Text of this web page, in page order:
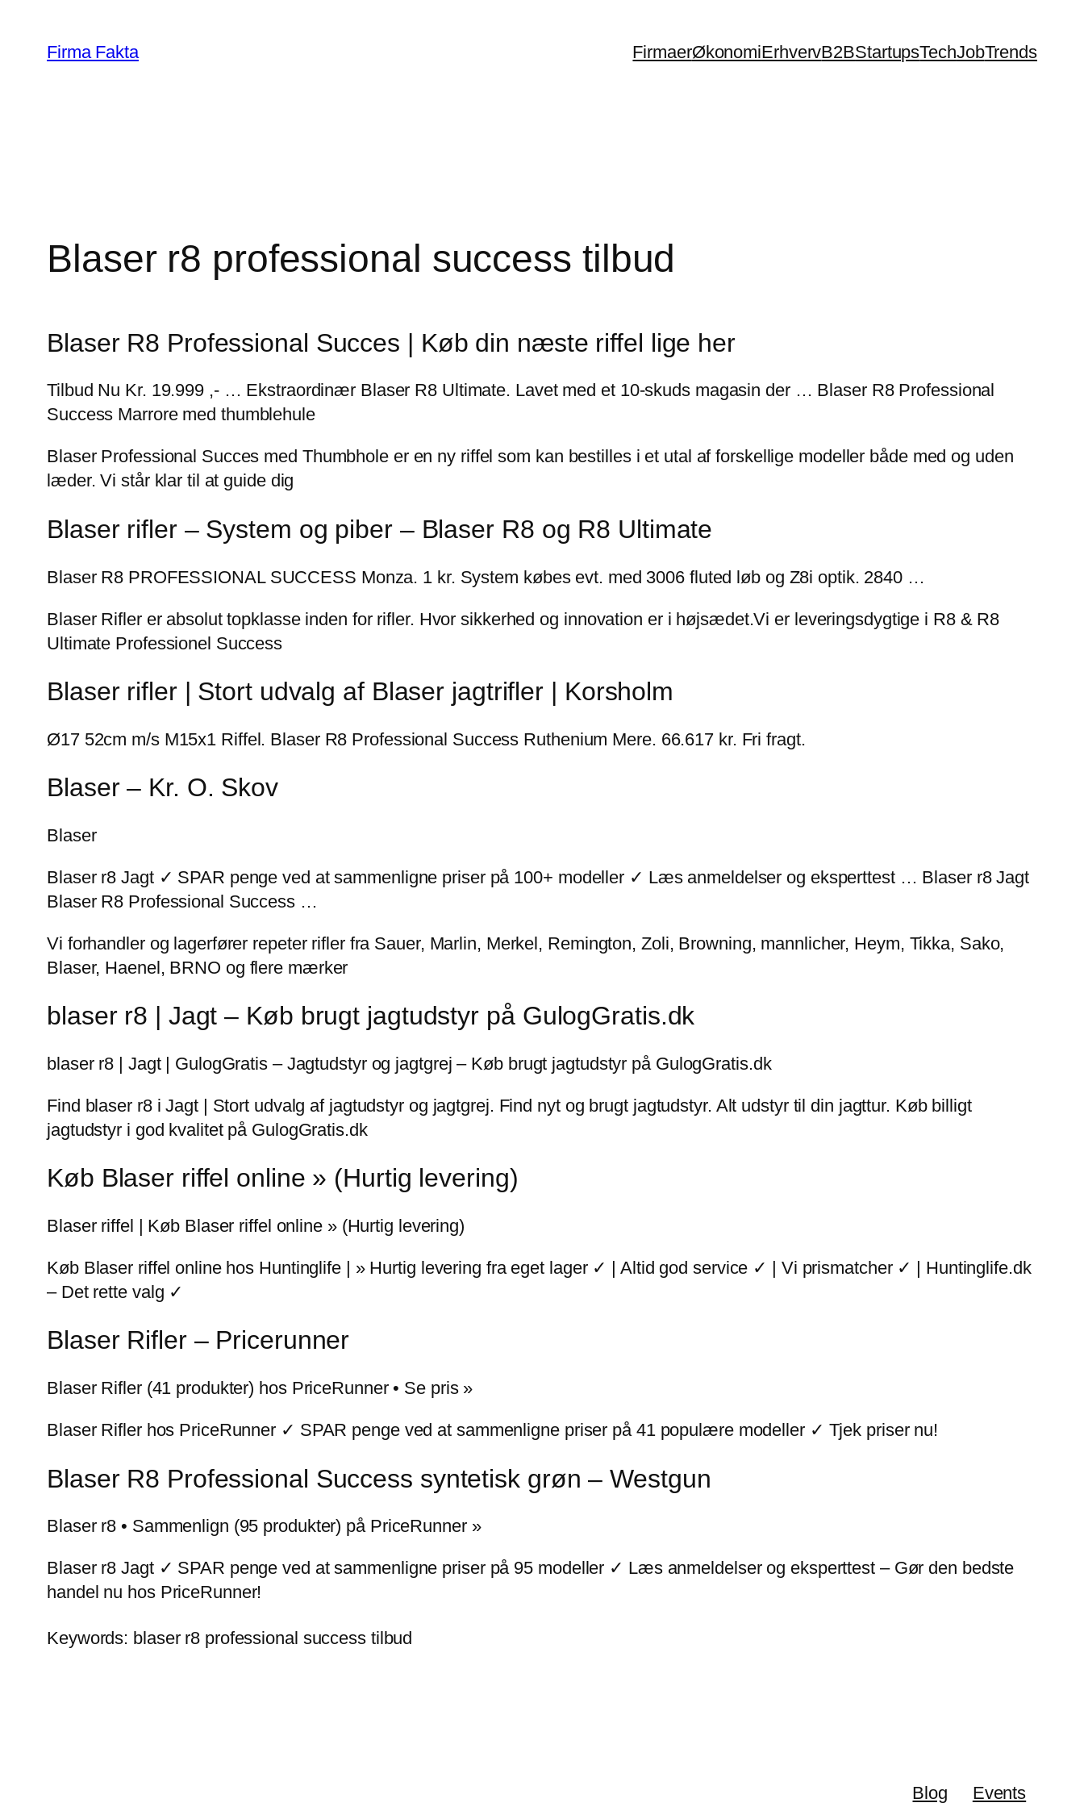
content
Firma Fakta FirmaerØkonomiErhvervB2BStartupsTechJobTrends
Blaser r8 professional success tilbud
Blaser R8 Professional Succes | Køb din næste riffel lige her
Tilbud Nu Kr. 19.999 ,- … Ekstraordinær Blaser R8 Ultimate. Lavet med et 10-skuds magasin der … Blaser R8 Professional
Success Marrore med thumblehule
Blaser Professional Succes med Thumbhole er en ny riffel som kan bestilles i et utal af forskellige modeller både med og uden
læder. Vi står klar til at guide dig
Blaser rifler – System og piber – Blaser R8 og R8 Ultimate
Blaser R8 PROFESSIONAL SUCCESS Monza. 1 kr. System købes evt. med 3006 fluted løb og Z8i optik. 2840 …
Blaser Rifler er absolut topklasse inden for rifler. Hvor sikkerhed og innovation er i højsædet.Vi er leveringsdygtige i R8 & R8
Ultimate Professionel Success
Blaser rifler | Stort udvalg af Blaser jagtrifler | Korsholm
Ø17 52cm m/s M15x1 Riffel. Blaser R8 Professional Success Ruthenium Mere. 66.617 kr. Fri fragt.
Blaser – Kr. O. Skov
Blaser
Blaser r8 Jagt ✓ SPAR penge ved at sammenligne priser på 100+ modeller ✓ Læs anmeldelser og eksperttest … Blaser r8 Jagt
Blaser R8 Professional Success …
Vi forhandler og lagerfører repeter rifler fra Sauer, Marlin, Merkel, Remington, Zoli, Browning, mannlicher, Heym, Tikka, Sako,
Blaser, Haenel, BRNO og flere mærker
blaser r8 | Jagt – Køb brugt jagtudstyr på GulogGratis.dk
blaser r8 | Jagt | GulogGratis – Jagtudstyr og jagtgrej – Køb brugt jagtudstyr på GulogGratis.dk
Find blaser r8 i Jagt | Stort udvalg af jagtudstyr og jagtgrej. Find nyt og brugt jagtudstyr. Alt udstyr til din jagttur. Køb billigt
jagtudstyr i god kvalitet på GulogGratis.dk
Køb Blaser riffel online » (Hurtig levering)
Blaser riffel | Køb Blaser riffel online » (Hurtig levering)
Køb Blaser riffel online hos Huntinglife | » Hurtig levering fra eget lager ✓ | Altid god service ✓ | Vi prismatcher ✓ | Huntinglife.dk
– Det rette valg ✓
Blaser Rifler – Pricerunner
Blaser Rifler (41 produkter) hos PriceRunner • Se pris »
Blaser Rifler hos PriceRunner ✓ SPAR penge ved at sammenligne priser på 41 populære modeller ✓ Tjek priser nu!
Blaser R8 Professional Success syntetisk grøn – Westgun
Blaser r8 • Sammenlign (95 produkter) på PriceRunner »
Blaser r8 Jagt ✓ SPAR penge ved at sammenligne priser på 95 modeller ✓ Læs anmeldelser og eksperttest – Gør den bedste
handel nu hos PriceRunner!
Keywords: blaser r8 professional success tilbud
Blog
Events